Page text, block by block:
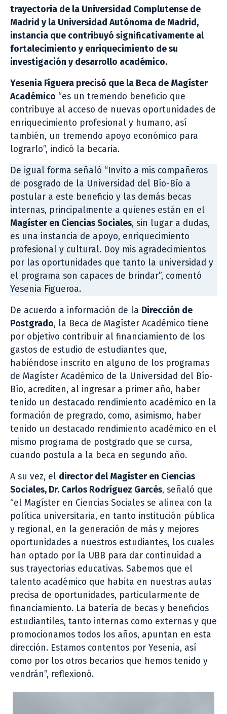
trayectoria de la Universidad Complutense de
Madrid y la Universidad Autónoma de Madrid,
instancia que contribuyó significativamente al
fortalecimiento y enriquecimiento de su
investigación y desarrollo académico.
Yesenia Figuera precisó que la Beca de Magíster
Académico “es un tremendo beneficio que
contribuye al acceso de nuevas oportunidades de
enriquecimiento profesional y humano, así
también, un tremendo apoyo económico para
lograrlo”, indicó la becaria.
De igual forma señaló “Invito a mis compañeros
de posgrado de la Universidad del Bío-Bío a
postular a este beneficio y las demás becas
internas, principalmente a quienes están en el
Magíster en Ciencias Sociales, sin lugar a dudas,
es una instancia de apoyo, enriquecimiento
profesional y cultural. Doy mis agradecimientos
por las oportunidades que tanto la universidad y
el programa son capaces de brindar”, comentó
Yesenia Figueroa.
De acuerdo a información de la Dirección de
Postgrado, la Beca de Magíster Académico tiene
por objetivo contribuir al financiamiento de los
gastos de estudio de estudiantes que,
habiéndose inscrito en alguno de los programas
de Magíster Académico de la Universidad del Bío-
Bío, acrediten, al ingresar a primer año, haber
tenido un destacado rendimiento académico en la
formación de pregrado, como, asimismo, haber
tenido un destacado rendimiento académico en el
mismo programa de postgrado que se cursa,
cuando postula a la beca en segundo año.
A su vez, el director del Magíster en Ciencias
Sociales, Dr. Carlos Rodríguez Garcés, señaló que
“el Magíster en Ciencias Sociales se alinea con la
política universitaria, en tanto institución pública
y regional, en la generación de más y mejores
oportunidades a nuestros estudiantes, los cuales
han optado por la UBB para dar continuidad a
sus trayectorias educativas. Sabemos que el
talento académico que habita en nuestras aulas
precisa de oportunidades, particularmente de
financiamiento. La batería de becas y beneficios
estudiantiles, tanto internas como externas y que
promocionamos todos los años, apuntan en esta
dirección. Estamos contentos por Yesenia, así
como por los otros becarios que hemos tenido y
vendrán”, reflexionó.